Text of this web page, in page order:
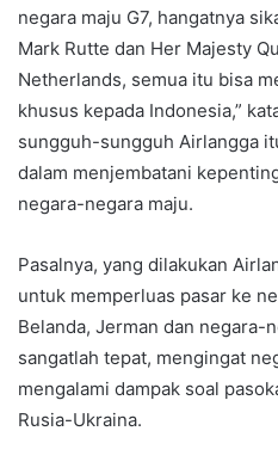
negara maju G7, hangatnya
Mark Rutte dan Her Majesty
Netherlands, semua itu bisa
khusus kepada Indonesia,”
sungguh-sungguh Airlangga
dalam menjembatani
negara-negara maju.
Pasalnya, yang dilakukan
untuk memperluas pasar ke
Belanda, Jerman dan negara-
sangatlah tepat, mengingat
mengalami dampak soal
Rusia-Ukraina.